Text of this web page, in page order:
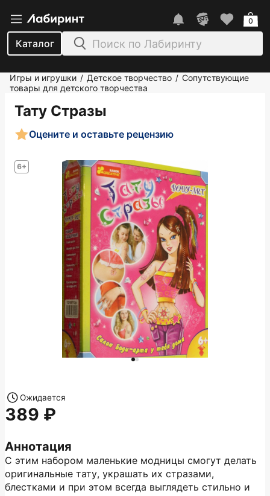
Каталог
0
Игры и игрушки / Детское творчество / Сопутствующие
товары для детского творчества
Тату Стразы
6+
Оцените и оставьте рецензию
Аннотация
С этим набором маленькие модницы смогут делать
оригинальные тату, украшать их стразами,
блестками и при этом всегда выглядеть стильно и
Ожидается
389